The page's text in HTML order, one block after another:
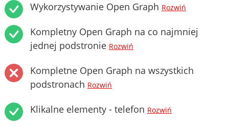
Wykorzystywanie Open Graph Rozwiń
Kompletny Open Graph na co najmniej
jednej podstronie Rozwiń
Kompletne Open Graph na wszystkich
podstronach Rozwiń
Klikalne elementy - telefon Rozwiń